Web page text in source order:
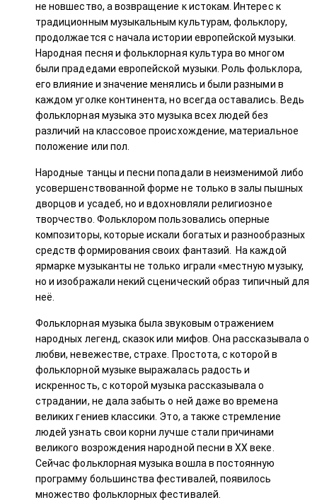
не новшество, а возвращение к истокам. Интерес к
традиционным музыкальным культурам, фольклору,
продолжается с начала истории европейской музыки.
Народная песня и фольклорная культура во многом
были прадедами европейской музыки. Роль фольклора,
его влияние и значение менялись и были разными в
каждом уголке континента, но всегда оставались. Ведь
фольклорная музыка это музыка всех людей без
различий на классовое происхождение, материальное
положение или пол.
Народные танцы и песни попадали в неизменимой либо
усовершенствованной форме не только в залы пышных
дворцов и усадеб, но и вдохновляли религиозное
творчество. Фольклором пользовались оперные
композиторы, которые искали богатых и разнообразных
средств формирования своих фантазий. На каждой
ярмарке музыканты не только играли «местную музыку,
но и изображали некий сценический образ типичный для
неё.
Фольклорная музыка была звуковым отражением
народных легенд, сказок или мифов. Она рассказывала о
любви, невежестве, страхе. Простота, с которой в
фольклорной музыке выражалась радость и
искренность, с которой музыка рассказывала о
страдании, не дала забыть о ней даже во времена
великих гениев классики. Это, а также стремление
людей узнать свои корни лучше стали причинами
великого возрождения народной песни в XX веке.
Сейчас фольклорная музыка вошла в постоянную
программу большинства фестивалей, появилось
множество фольклорных фестивалей.